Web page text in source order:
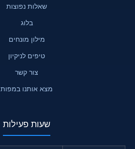
שאלות נפוצות
בלוג
מילון מונחים
טיפים לניקיון
צור קשר
מצא אותנו במפות
שעות פעילות